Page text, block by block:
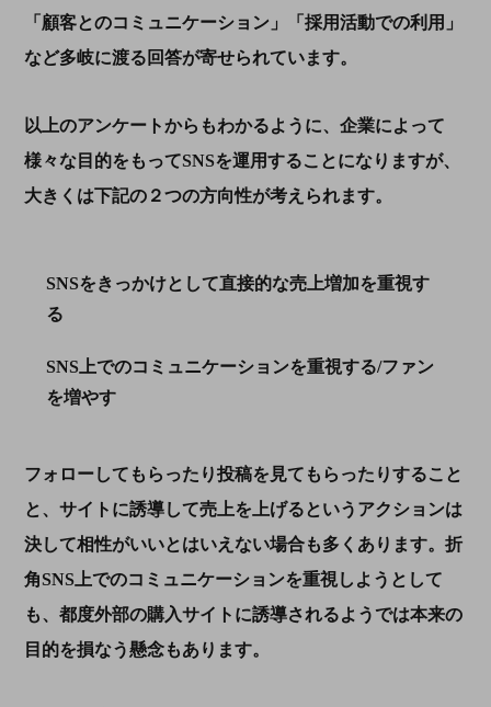
「顧客とのコミュニケーション」「採用活動での利用」
など多岐に渡る回答が寄せられています。
以上のアンケートからもわかるように、企業によって
様々な目的をもってSNSを運用することになりますが、
大きくは下記の２つの方向性が考えられます。
SNSをきっかけとして直接的な売上増加を重視す
る
SNS上でのコミュニケーションを重視する/ファン
を増やす
フォローしてもらったり投稿を見てもらったりすること
と、サイトに誘導して売上を上げるというアクションは
決して相性がいいとはいえない場合も多くあります。折
角SNS上でのコミュニケーションを重視しようとして
も、都度外部の購入サイトに誘導されるようでは本来の
目的を損なう懸念もあります。